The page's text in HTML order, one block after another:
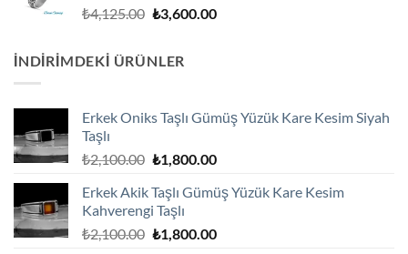
₺4,125.00 Orijinal
₺3,600.00Şu
İNDIRIMDEKI ÜRÜNLER
Erkek Oniks Taşlı Gümüş Yüzük Kare Kesim Siyah
Taşlı
₺2,100.00 Orijinal
₺2,100.00.
₺1,800.00Şu
fiyat:
Erkek Akik Taşlı Gümüş Yüzük Kare Kesim
Kahverengi Taşlı
₺2,100.00 Orijinal
₺1,800.00Şu